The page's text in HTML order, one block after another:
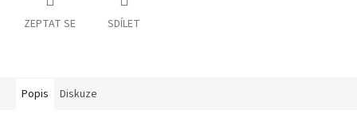
ZEPTAT SE SDÍLET
Popis Diskuze